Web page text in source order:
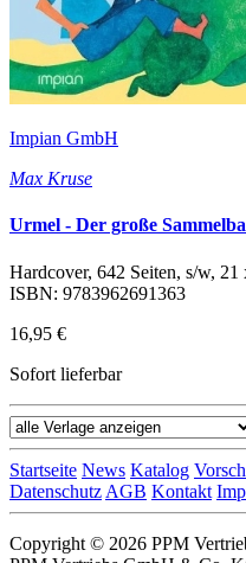
Impian GmbH
Max Kruse
Urmel - Der große
Hardcover, 642 Seiten, s/w,
ISBN: 9783962691363
16,95 €
Sofort lieferbar
Startseite News Katalog
Datenschutz AGB Kontakt
Copyright © 2026 PPM